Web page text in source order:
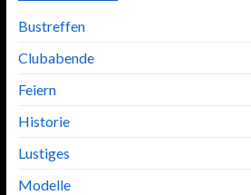
Bustreffen
Clubabende
Feiern
Historie
Lustiges
Modelle